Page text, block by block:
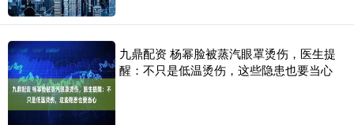
九鼎配资 杨幂脸被蒸汽眼罩烫伤，医生提
醒：不只是低温烫伤，这些隐患也要当心